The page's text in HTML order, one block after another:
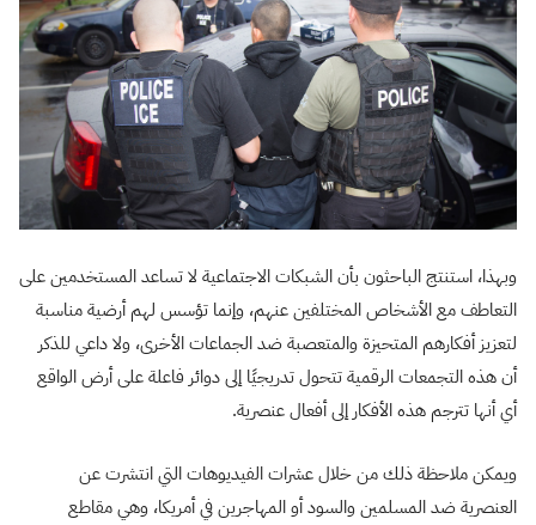
وبهذا، استنتج الباحثون بأن الشبكات الاجتماعية لا تساعد المستخدمين على
التعاطف مع الأشخاص المختلفين عنهم، وإنما تؤسس لهم أرضية مناسبة
لتعزيز أفكارهم المتحيزة والمتعصبة ضد الجماعات الأخرى، ولا داعي للذكر
أن هذه التجمعات الرقمية تتحول تدريجيًا إلى دوائر فاعلة على أرض الواقع
أي أنها تترجم هذه الأفكار إلى أفعال عنصرية.
ويمكن ملاحظة ذلك من خلال عشرات الفيديوهات التي انتشرت عن
العنصرية ضد المسلمين والسود أو المهاجرين في أمريكا، وهي مقاطع